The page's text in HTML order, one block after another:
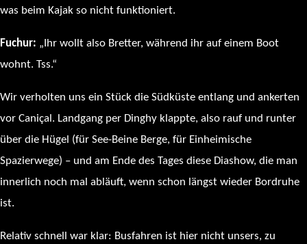
was beim Kajak so nicht funktioniert.
Fuchur: „Ihr wollt also Bretter, während ihr auf einem Boot
wohnt. Tss.“
Wir verholten uns ein Stück die Südküste entlang und ankerten
vor Caniçal. Landgang per Dinghy klappte, also rauf und runter
über die Hügel (für See-Beine Berge, für Einheimische
Spazierwege) – und am Ende des Tages diese Diashow, die man
innerlich noch mal abläuft, wenn schon längst wieder Bordruhe
ist.
Relativ schnell war klar: Busfahren ist hier nicht unsers, zu